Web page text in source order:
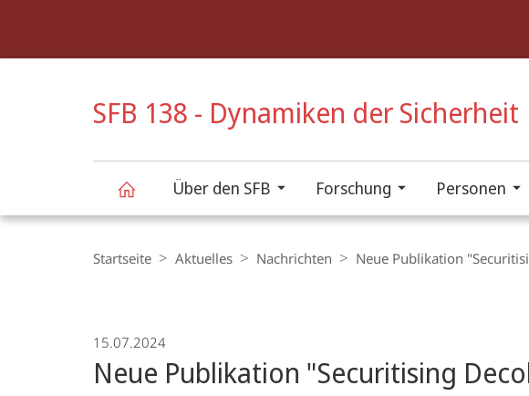
SFB 138 - Dynamiken der Sicherheit
Dynamiken
Über den SFB Forschung Personen
Navigation
Startseite Aktuelles Nachrichten Neue Publikation
15.07.2024
Neue Publikation "Securitising